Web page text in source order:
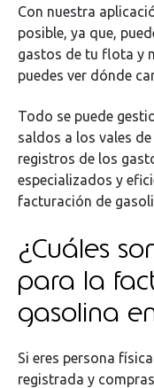
Con nuestra
posible, ya que,
gastos de tu flota y
puedes ver dónde
Todo se puede
saldos a los vales
registros de los
especializados y
facturación de
¿Cuáles
para la
gasolina
Si eres persona
registrada y